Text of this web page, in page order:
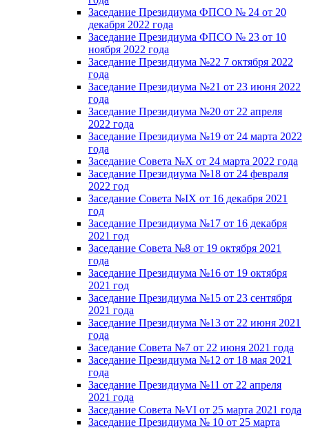
Заседание Президиума ФПСО № 24 от 20
декабря 2022 года
Заседание Президиума ФПСО № 23 от 10
ноября 2022 года
Заседание Президиума №22 7 октября 2022
года
Заседание Президиума №21 от 23 июня 2022
года
Заседание Президиума №20 от 22 апреля
2022 года
Заседание Президиума №19 от 24 марта 2022
года
Заседание Совета №X от 24 марта 2022 года
Заседание Президиума №18 от 24 февраля
2022 год
Заседание Совета №IX от 16 декабря 2021
год
Заседание Президиума №17 от 16 декабря
2021 год
Заседание Совета №8 от 19 октября 2021
года
Заседание Президиума №16 от 19 октября
2021 год
Заседание Президиума №15 от 23 сентября
2021 года
Заседание Президиума №13 от 22 июня 2021
года
Заседание Совета №7 от 22 июня 2021 года
Заседание Президиума №12 от 18 мая 2021
года
Заседание Президиума №11 от 22 апреля
2021 года
Заседание Совета №VI от 25 марта 2021 года
Заседание Президиума № 10 от 25 марта